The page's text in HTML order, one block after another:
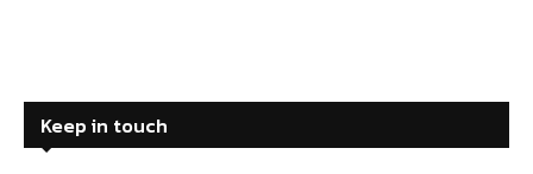
Keep in touch